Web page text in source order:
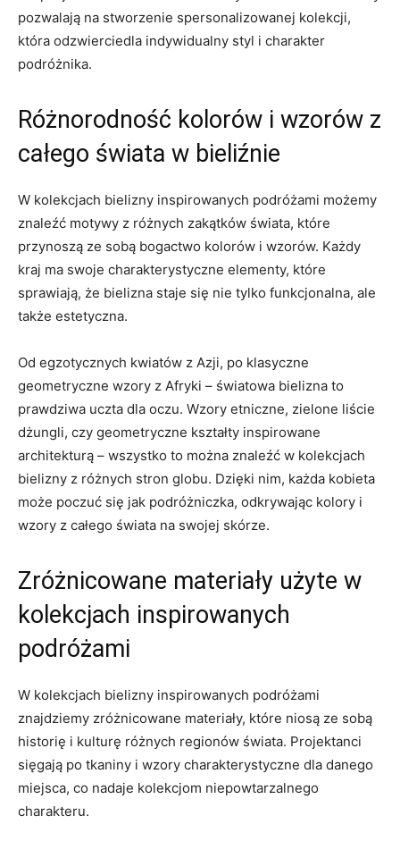
pozwalają na stworzenie spersonalizowanej kolekcji,
która odzwierciedla indywidualny styl i charakter
podróżnika.
Różnorodność kolorów i ⁣wzorów z
całego świata w bieliźnie
W kolekcjach ‌bielizny‍ inspirowanych podróżami możemy
znaleźć motywy z różnych zakątków świata, które
przynoszą ze⁣ sobą bogactwo kolorów i wzorów. Każdy
kraj ma swoje charakterystyczne elementy, które
sprawiają,‍ że bielizna staje ​się nie tylko funkcjonalna, ale
także ⁤estetyczna.
Od egzotycznych ‍kwiatów‍ z‍ Azji, po klasyczne
geometryczne wzory z⁣ Afryki‌ – ‌światowa bielizna to
prawdziwa uczta dla oczu. Wzory etniczne, zielone liście
dżungli, czy geometryczne kształty inspirowane
architekturą – wszystko to⁤ można znaleźć⁣ w kolekcjach
bielizny⁤ z różnych stron globu. Dzięki nim, każda⁤ kobieta⁢
może‍ poczuć​ się jak podróżniczka, odkrywając ‍kolory i
wzory‌ z całego świata na ‌swojej ⁣skórze.
Zróżnicowane materiały użyte w
kolekcjach inspirowanych
podróżami
W kolekcjach bielizny ⁣inspirowanych podróżami
‌znajdziemy ‍zróżnicowane materiały, ​które niosą ze sobą
historię ‍i kulturę różnych regionów świata. Projektanci
sięgają po tkaniny i wzory charakterystyczne dla danego
‍miejsca, co ⁤nadaje kolekcjom niepowtarzalnego
‍charakteru.